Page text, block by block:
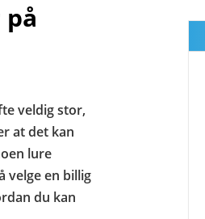
veldig stor,
at det kan
lure
velge en billig
du kan